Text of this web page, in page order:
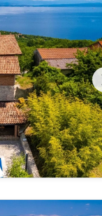
cijelu
friendly